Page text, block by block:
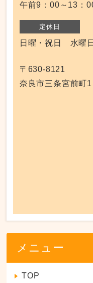
午前9：00～13：
定休日
日曜・祝日 水曜
〒630-8121
奈良市三条宮前町
メニュー
TOP